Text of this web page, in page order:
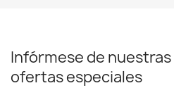
Infórmese de
ofertas especiales